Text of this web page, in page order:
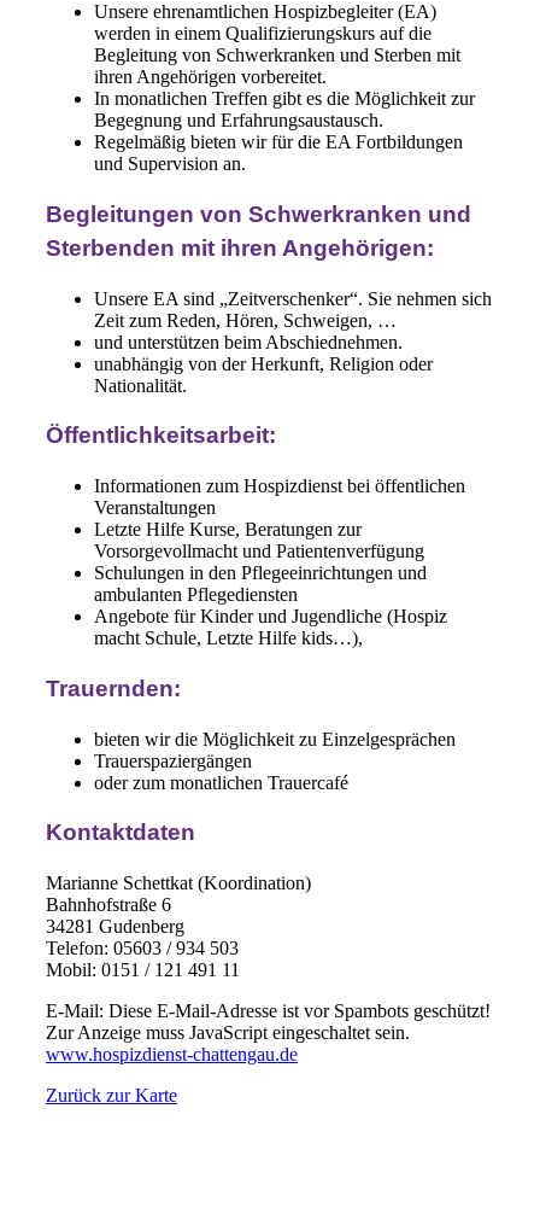
Unsere ehrenamtlichen Hospizbegleiter (EA)
werden in einem Qualifizierungskurs auf die
Begleitung von Schwerkranken und Sterben mit
ihren Angehörigen vorbereitet.
In monatlichen Treffen gibt es die Möglichkeit zur
Begegnung und Erfahrungsaustausch.
Regelmäßig bieten wir für die EA Fortbildungen
und Supervision an.
Begleitungen von Schwerkranken und
Sterbenden mit ihren Angehörigen:
Unsere EA sind „Zeitverschenker“. Sie nehmen sich
Zeit zum Reden, Hören, Schweigen, …
und unterstützen beim Abschiednehmen.
unabhängig von der Herkunft, Religion oder
Nationalität.
Öffentlichkeitsarbeit:
Informationen zum Hospizdienst bei öffentlichen
Veranstaltungen
Letzte Hilfe Kurse, Beratungen zur
Vorsorgevollmacht und Patientenverfügung
Schulungen in den Pflegeeinrichtungen und
ambulanten Pflegediensten
Angebote für Kinder und Jugendliche (Hospiz
macht Schule, Letzte Hilfe kids…),
Trauernden:
bieten wir die Möglichkeit zu Einzelgesprächen
Trauerspaziergängen
oder zum monatlichen Trauercafé
Kontaktdaten
Marianne Schettkat (Koordination)
Bahnhofstraße 6
34281 Gudenberg
Telefon: 05603 / 934 503
Mobil: 0151 / 121 491 11
E-Mail: Diese E-Mail-Adresse ist vor Spambots geschützt!
Zur Anzeige muss JavaScript eingeschaltet sein.
www.hospizdienst-chattengau.de
Zurück zur Karte